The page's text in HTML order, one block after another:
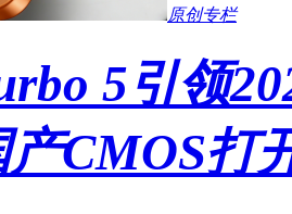
原创专栏
5引领
CMOS打